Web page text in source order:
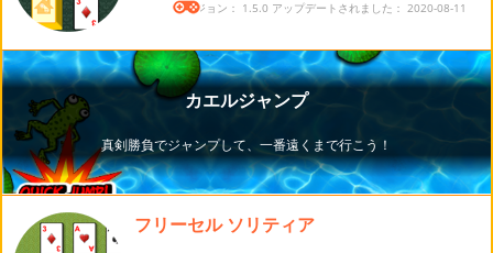
バージョン： 1.5.0 アップデートされました： 2020-08-11
フリーセル ソリティア